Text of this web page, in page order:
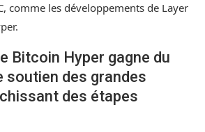
comme les développements de Layer
Bitcoin Hyper gagne du
soutien des grandes
des étapes